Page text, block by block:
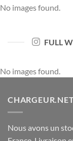
No images found.
FULL
No images found.
Nous avons un